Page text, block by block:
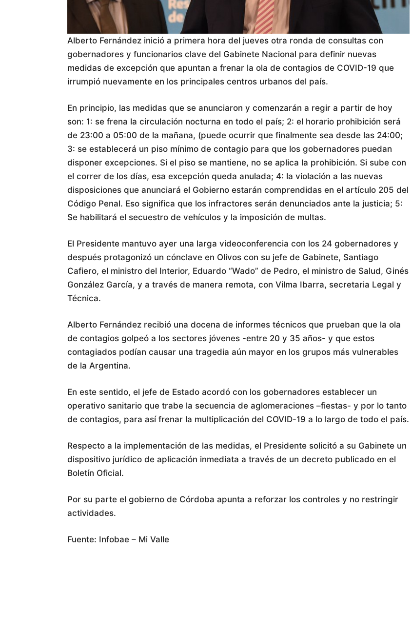
Alberto Fernández inició a primera hora del jueves otra ronda de consultas con
gobernadores y funcionarios clave del Gabinete Nacional para definir nuevas
medidas de excepción que apuntan a frenar la ola de contagios de COVID-19 que
irrumpió nuevamente en los principales centros urbanos del país.
En principio, las medidas que se anunciaron y comenzarán a regir a partir de hoy
son: 1: se frena la circulación nocturna en todo el país; 2: el horario prohibición será
de 23:00 a 05:00 de la mañana, (puede ocurrir que finalmente sea desde las 24:00;
3: se establecerá un piso mínimo de contagio para que los gobernadores puedan
disponer excepciones. Si el piso se mantiene, no se aplica la prohibición. Si sube con
el correr de los días, esa excepción queda anulada; 4: la violación a las nuevas
disposiciones que anunciará el Gobierno estarán comprendidas en el artículo 205 del
Código Penal. Eso significa que los infractores serán denunciados ante la justicia; 5:
Se habilitará el secuestro de vehículos y la imposición de multas.
El Presidente mantuvo ayer una larga videoconferencia con los 24 gobernadores y
después protagonizó un cónclave en Olivos con su jefe de Gabinete, Santiago
Cafiero, el ministro del Interior, Eduardo “Wado” de Pedro, el ministro de Salud, Ginés
González García, y a través de manera remota, con Vilma Ibarra, secretaria Legal y
Técnica.
Alberto Fernández recibió una docena de informes técnicos que prueban que la ola
de contagios golpeó a los sectores jóvenes -entre 20 y 35 años- y que estos
contagiados podían causar una tragedia aún mayor en los grupos más vulnerables
de la Argentina.
En este sentido, el jefe de Estado acordó con los gobernadores establecer un
operativo sanitario que trabe la secuencia de aglomeraciones –fiestas- y por lo tanto
de contagios, para así frenar la multiplicación del COVID-19 a lo largo de todo el país.
Respecto a la implementación de las medidas, el Presidente solicitó a su Gabinete un
dispositivo jurídico de aplicación inmediata a través de un decreto publicado en el
Boletín Oficial.
Por su parte el gobierno de Córdoba apunta a reforzar los controles y no restringir
actividades.
Fuente: Infobae – Mi Valle